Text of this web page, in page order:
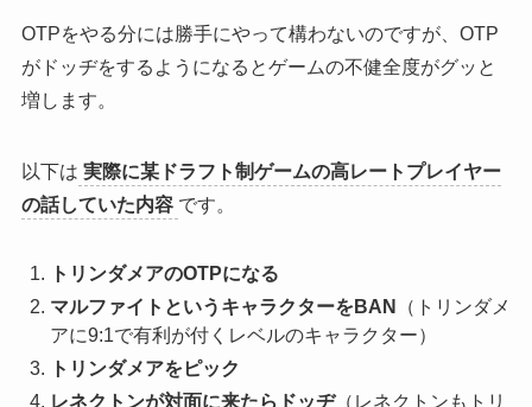
OTPをやる分には勝手にやって構わないのですが、 OTP
がドッヂをするようになるとゲームの不健全度がグッと
増 します。
以下は 実際に某ドラフト制ゲームの高レートプレイヤー
の話していた内容 です。
トリンダメアのOTPになる
マルファイトというキャラクターをBAN
（トリンダメ
アに9:1で有利が付くレベルのキャラクター）
トリンダメアをピック
レネクトンが対面に来たらドッヂ（レネクトンもトリ